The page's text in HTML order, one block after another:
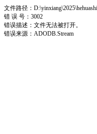
文件路径：
错 误 号：3002
错误描述：文件无法被打开。
错误来源：ADODB.Stream